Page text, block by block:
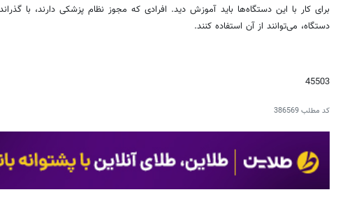
برای کار با این دستگاه‌ها باید آموزش دید. افرادی که مجوز نظام پزشکی دارند، با
دستگاه، می‌توانند از آن استفاده کنند.
45503
کد مطلب386569